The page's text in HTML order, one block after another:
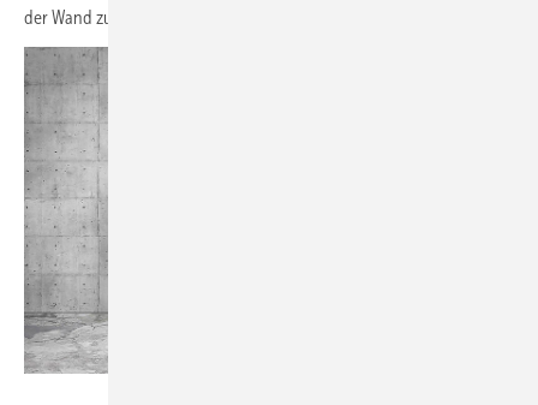
der Wand zu haben, das alle gewünschten Veränderungen mitmacht.